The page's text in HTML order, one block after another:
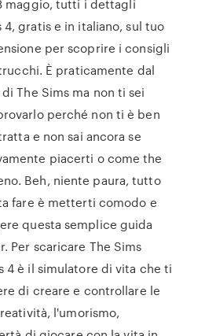
maggio, tutti i dettagli
4, gratis e in italiano, sul tuo
per scoprire i consigli
È praticamente dal
The Sims ma non ti sei
perché non ti è ben
e non sai ancora se
piacerti o come the
Beh, niente paura, tutto
fare è metterti comodo e
questa semplice guida
Per scaricare The Sims
4 è il simulatore di vita che ti
di creare e controllare le
l'umorismo,